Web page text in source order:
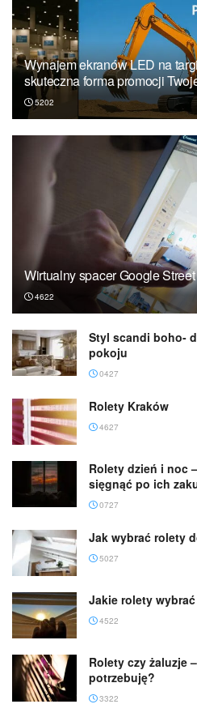
Wynajem ekranów LED na
skuteczna forma promocji
5202
Wirtualny spacer Google
4622
Styl scandi boho-
pokoju
0427
Rolety Kraków
4627
Rolety dzień i noc
sięgnąć po ich
0727
Jak wybrać rolety
5027
Jakie rolety
4522
Rolety czy żaluzje
potrzebuję?
3322